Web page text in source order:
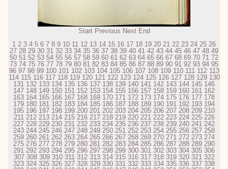
Start Previous Next End
1 2 3 4 5 6 7 8 9 10 11 12 13 14 15 16 17 18 19 20 21 22 23 24 25 26
27 28 29 30 31 32 33 34 35 36 37 38 39 40 41 42 43 44 45 46 47 48 49
50 51 52 53 54 55 56 57 58 59 60 61 62 63 64 65 66 67 68 69 70 71 72
73 74 75 76 77 78 79 80 81 82 83 84 85 86 87 88 89 90 91 92 93 94 95
96 97 98 99 100 101 102 103 104 105 106 107 108 109 110 111 112 113
114 115 116 117 118 119 120 121 122 123 124 125 126 127 128 129 130
131 132 133 134 135 136 137 138 139 140 141 142 143 144 145 146
147 148 149 150 151 152 153 154 155 156 157 158 159 160 161 162
163 164 165 166 167 168 169 170 171 172 173 174 175 176 177 178
179 180 181 182 183 184 185 186 187 188 189 190 191 192 193 194
195 196 197 198 199 200 201 202 203 204 205 206 207 208 209 210
211 212 213 214 215 216 217 218 219 220 221 222 223 224 225 226
227 228 229 230 231 232 233 234 235 236 237 238 239 240 241 242
243 244 245 246 247 248 249 250 251 252 253 254 255 256 257 258
259 260 261 262 263 264 265 266 267 268 269 270 271 272 273 274
275 276 277 278 279 280 281 282 283 284 285 286 287 288 289 290
291 292 293 294 295 296 297 298 299 300 301 302 303 304 305 306
307 308 309 310 311 312 313 314 315 316 317 318 319 320 321 322
323 324 325 326 327 328 329 330 331 332 333 334 335 336 337 338